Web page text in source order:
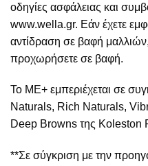
οδηγίες ασφάλειας και
www.wella.gr. Εάν έχετε
αντίδραση σε βαφή
προχωρήσετε σε βαφή.
Το ΜΕ+ εμπεριέχεται σε
Naturals, Rich Naturals,
Deep Browns της Koleston
**Σε σύγκριση με την